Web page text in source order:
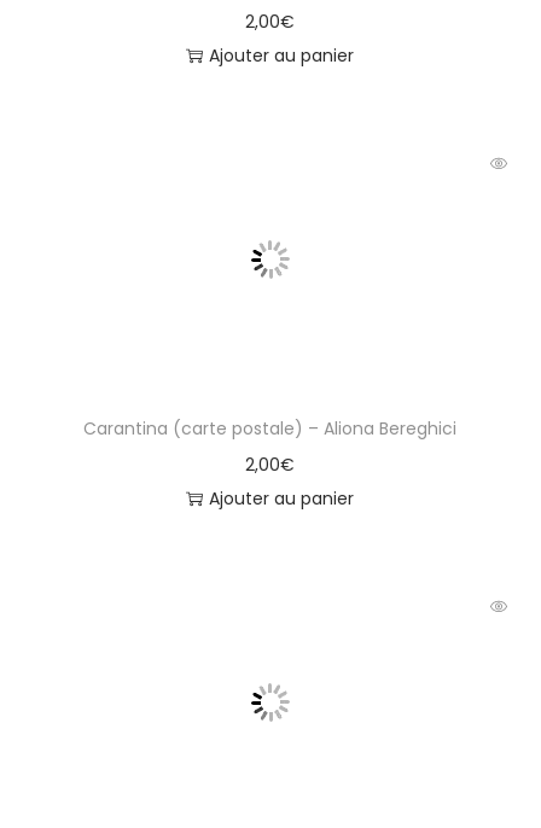
2,00€
Ajouter au panier
Carantina (carte postale) – Aliona Bereghici
2,00€
Ajouter au panier